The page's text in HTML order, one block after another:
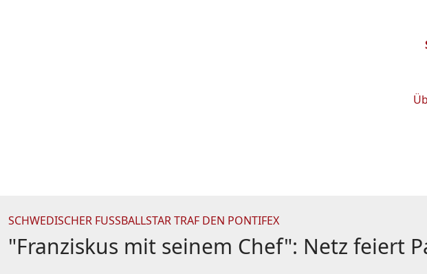
SCHWEDISCHER FUSSBALLSTAR TRAF DEN PONTIFEX
"Franziskus mit seinem Chef": Netz feiert